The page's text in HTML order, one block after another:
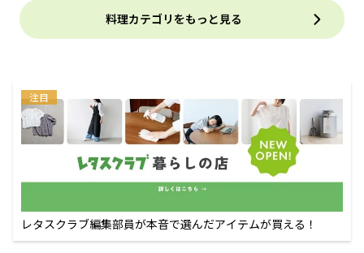
料理カテゴリをもっと見る
注目
レタスクラブ編集部員が本音で選んだアイテムが買える！